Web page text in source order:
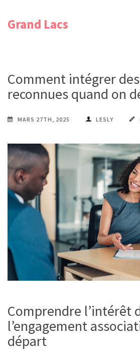
Grand Lacs
Comment intégrer
reconnues quand on
MARS 27TH, 2025 LESLY
Comprendre l’intérêt
l’engagement
départ